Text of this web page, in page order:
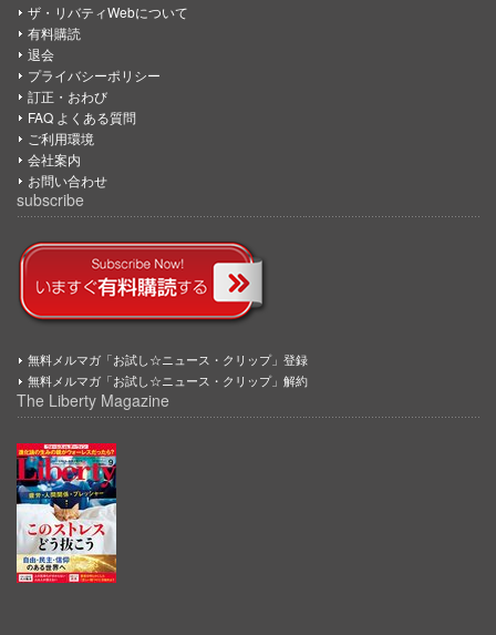
ザ・リバティWebについて
有料購読
退会
プライバシーポリシー
訂正・おわび
FAQ よくある質問
ご利用環境
会社案内
お問い合わせ
subscribe
無料メルマガ「お試し☆ニュース・クリップ」登録
無料メルマガ「お試し☆ニュース・クリップ」解約
The Liberty Magazine